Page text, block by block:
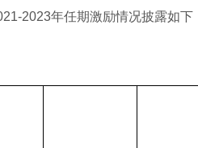
2023年任期激励情况披露如下